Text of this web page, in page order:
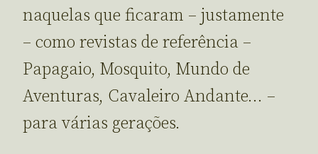
naquelas que ficaram – justamente
– como revistas de referência –
Papagaio, Mosquito, Mundo de
Aventuras, Cavaleiro Andante… –
para várias gerações.